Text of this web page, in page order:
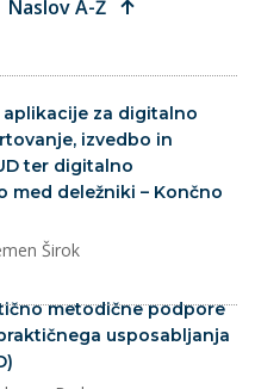
Naslov A-Ž
za digitalno
izvedbo in
ter digitalno
med deležniki – Končno
Širok
metodične podpore
usposabljanja